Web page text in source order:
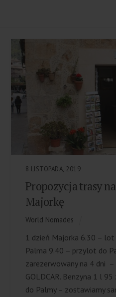
8 LISTOPADA, 2019
Propozycja trasy
Majorkę
World Nomades
1 dzień Majorka 6.30 – lot
Palma 9.40 – przylot do
zarezerwowany na 4 dni
GOLDCAR. Benzyna 1 l
do Palmy – zostawiamy